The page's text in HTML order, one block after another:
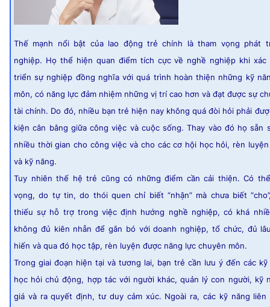
Thế mạnh nổi bật của lao động trẻ chính là tham vọng phát
nghiệp. Họ thể hiện quan điểm tích cực về nghề nghiệp khi xác
triển sự nghiệp đồng nghĩa với quá trình hoàn thiện những kỹ
môn, có năng lực đảm nhiệm những vị trí cao hơn và đạt được sự
tài chính. Do đó, nhiều bạn trẻ hiện nay không quá đòi hỏi phải
kiện cân bằng giữa công việc và cuộc sống. Thay vào đó họ sẵn
nhiều thời gian cho công việc và cho các cơ hội học hỏi, rèn
và kỹ năng.
Tuy nhiên thế hệ trẻ cũng có những điểm cần cải thiện. Có
vọng, do tự tin, do thói quen chỉ biết “nhận” mà chưa biết
thiếu sự hỗ trợ trong việc định hướng nghề nghiệp, có khá
không đủ kiên nhẫn để gắn bó với doanh nghiệp, tổ chức, đủ
hiến và qua đó học tập, rèn luyện được năng lực chuyên môn.
Trong giai đoạn hiện tại và tương lai, bạn trẻ cần lưu ý đến các kỹ
học hỏi chủ động, hợp tác với người khác, quản lý con người, kỹ
giá và ra quyết định, tư duy cảm xúc. Ngoài ra, các kỹ năng liên